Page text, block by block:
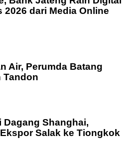
2026 dari Media Online
Air, Perumda Batang
Tandon
Shanghai,
Salak ke Tiongkok